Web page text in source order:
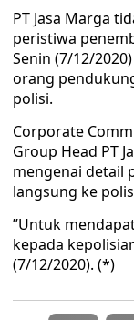
PT Jasa Marga
peristiwa
Senin (7/12/
orang
polisi.
Corporate
Group Head PT
mengenai detail
langsung ke
”Untuk
kepada
(7/12/2020). (*)